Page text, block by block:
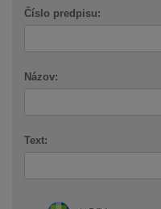
Číslo predpisu:
Názov:
Text: